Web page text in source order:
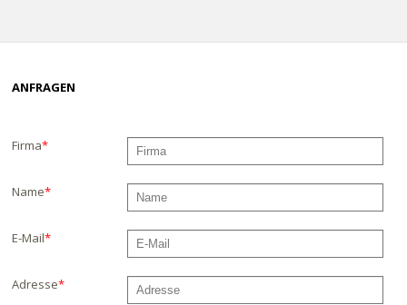
ANFRAGEN
Firma*
Name*
E-Mail*
Adresse*